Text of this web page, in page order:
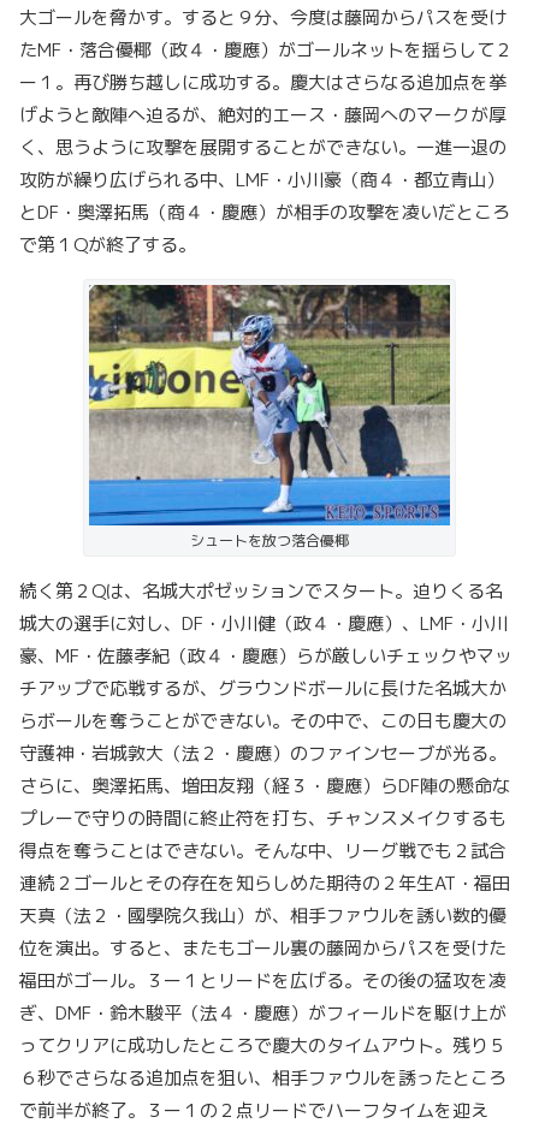
大ゴールを脅かす。すると９分、今度は藤岡からパスを受け
たMF・落合優椰（政４・慶應）がゴールネットを揺らして２
ー１。再び勝ち越しに成功する。慶大はさらなる追加点を挙
げようと敵陣へ迫るが、絶対的エース・藤岡へのマークが厚
く、思うように攻撃を展開することができない。一進一退の
攻防が繰り広げられる中、LMF・小川豪（商４・都立青山）
とDF・奥澤拓馬（商４・慶應）が相手の攻撃を凌いだところ
で第１Qが終了する。
シュートを放つ落合優椰
続く第２Qは、名城大ポゼッションでスタート。迫りくる名
城大の選手に対し、DF・小川健（政４・慶應）、LMF・小川
豪、MF・佐藤孝紀（政４・慶應）らが厳しいチェックやマッ
チアップで応戦するが、グラウンドボールに長けた名城大か
らボールを奪うことができない。その中で、この日も慶大の
守護神・岩城敦大（法２・慶應）のファインセーブが光る。
さらに、奥澤拓馬、増田友翔（経３・慶應）らDF陣の懸命な
プレーで守りの時間に終止符を打ち、チャンスメイクするも
得点を奪うことはできない。そんな中、リーグ戦でも２試合
連続２ゴールとその存在を知らしめた期待の２年生AT・福田
天真（法２・國學院久我山）が、相手ファウルを誘い数的優
位を演出。すると、またもゴール裏の藤岡からパスを受けた
福田がゴール。３ー１とリードを広げる。その後の猛攻を凌
ぎ、DMF・鈴木駿平（法４・慶應）がフィールドを駆け上が
ってクリアに成功したところで慶大のタイムアウト。残り５
６秒でさらなる追加点を狙い、相手ファウルを誘ったところ
で前半が終了。３ー１の２点リードでハーフタイムを迎え